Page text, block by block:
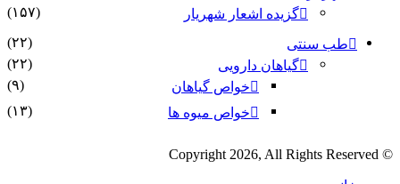
گزیده اشعار شهریار
(۱۵۷)
طب سنتی
(۲۲)
گیاهان دارویی
(۲۲)
خواص گیاهان
(۹)
خواص میوه ها
(۱۳)
© Copyright 2026, All Rights Reserved